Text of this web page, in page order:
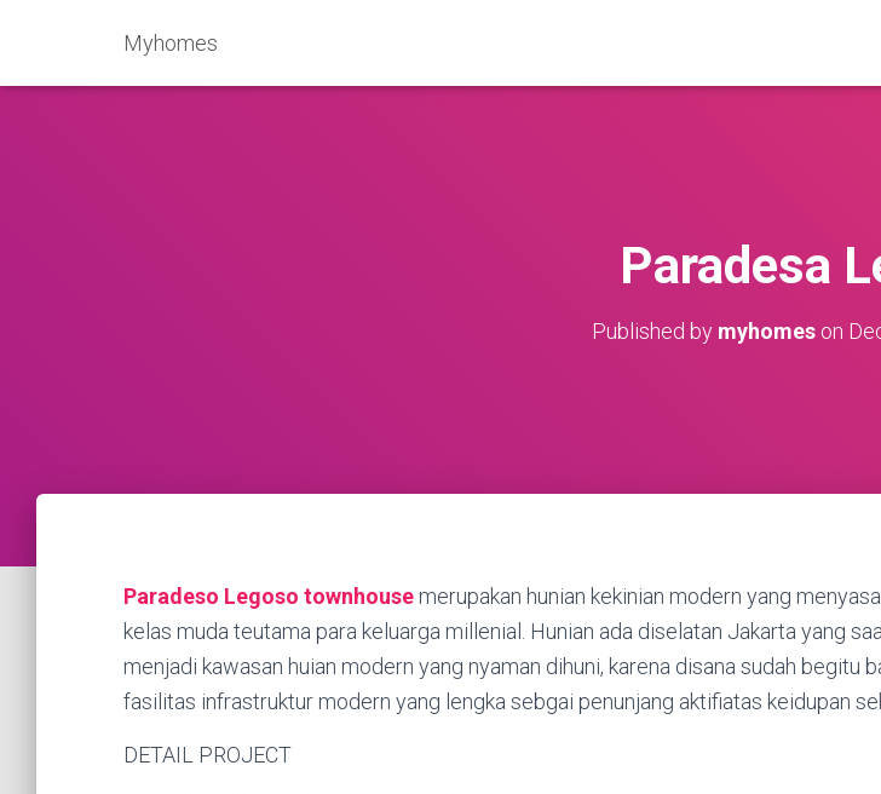
Myhomes
Paradesa
Published by myhomes on
Paradeso Legoso townhouse merupakan hunian kekinian modern yang
kelas muda teutama para keluarga millenial. Hunian ada diselatan Jakarta yang
menjadi kawasan huian modern yang nyaman dihuni, karena disana sudah begitu
fasilitas infrastruktur modern yang lengka sebgai penunjang aktifiatas keidupan
DETAIL PROJECT